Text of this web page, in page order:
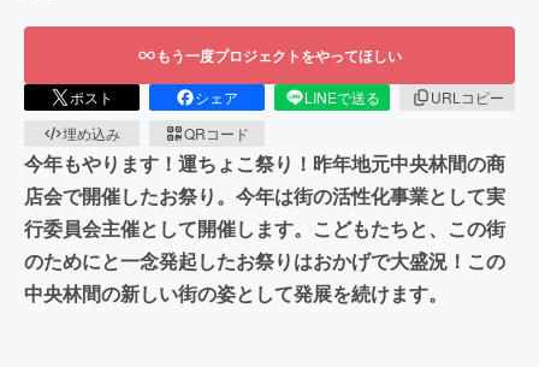
もう一度プロジェクトをやってほしい
ポスト シェア LINEで送る
URLコピー
埋め込み
QRコード
今年もやります！運ちょこ祭り！昨年地元中央林間の商
店会で開催したお祭り。今年は街の活性化事業として実
行委員会主催として開催します。こどもたちと、この街
のためにと一念発起したお祭りはおかげで大盛況！この
中央林間の新しい街の姿として発展を続けます。